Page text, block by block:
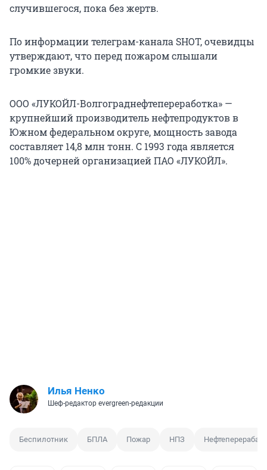
случившегося, пока без жертв.
По информации телеграм-канала SHOT, очевидцы
утверждают, что перед пожаром слышали
громкие звуки.
ООО «ЛУКОЙЛ-Волгограднефтепереработка» —
крупнейший производитель нефтепродуктов в
Южном федеральном округе, мощность завода
составляет 14,8 млн тонн. C 1993 года является
100% дочерней организацией ПАО «ЛУКОЙЛ».
Илья Ненко
Шеф-редактор evergreen-редакции
Беспилотник БПЛА Пожар НПЗ